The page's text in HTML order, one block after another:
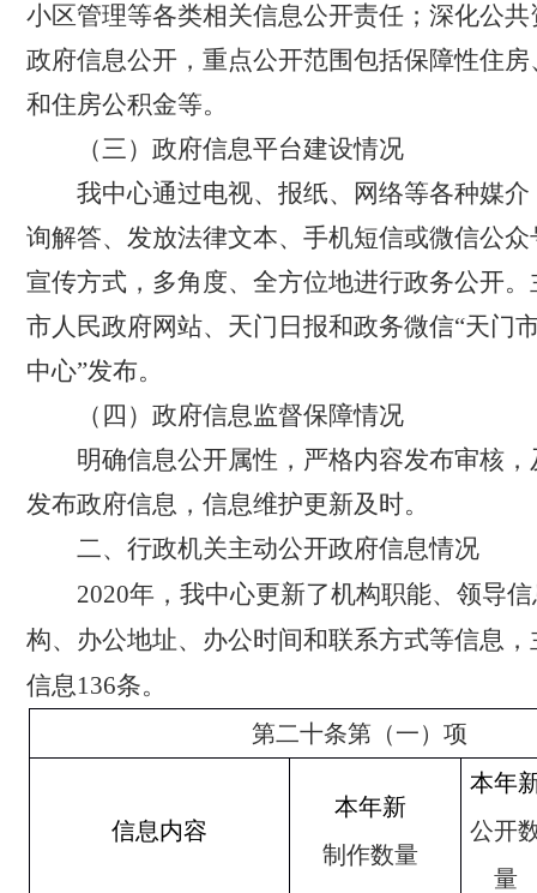
小区管理等各类相关信息公开责任；深化公
政府信息公开，重点公开范围包括保障性住
和住房公积金等。
（三）政府信息平台建设情况
我中心通过电视、报纸、网络等各种媒
询解答、发放法律文本、手机短信或微信公
宣传方式，多角度、全方位地进行政务公开
市人民政府网站、天门日报和政务微信“天门
中心”发布。
（四）政府信息监督保障情况
明确信息公开属性，严格内容发布审核
发布政府信息，信息维护更新及 时。
二、行政机关主动公开政府信息情况
2020年，我中心更新了机构职能、领导
构、办公地址、办公时间和联系方式等信息
信息136条。
第二十条第（一）项
信息内容
本年新
制作数量
本年
公开
量